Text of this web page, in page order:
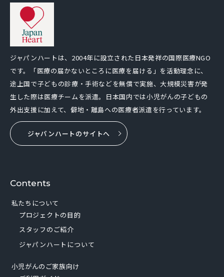
ジャパンハートは、2004年に設立された日本発祥の国際医療NGO
です。「医療の届かないところに医療を届ける」を活動理念に、
途上国で子どもの診療・手術などを無償で実施、大規模災害が発
生した際は医療チームを派遣。日本国内では小児がんの子どもの
外出支援に加えて、僻地・離島への医療者派遣を行っています。
ジャパンハートのサイトへ
Contents
私たちについて
プロジェクトの目的
スタッフのご紹介
ジャパンハートについて
小児がんのご家族向け